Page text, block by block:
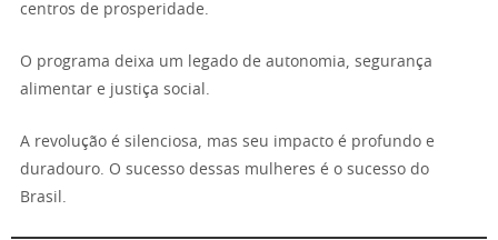
centros de prosperidade.
O programa deixa um legado de autonomia, segurança
alimentar e justiça social.
A revolução é silenciosa, mas seu impacto é profundo e
duradouro. O sucesso dessas mulheres é o sucesso do
Brasil.